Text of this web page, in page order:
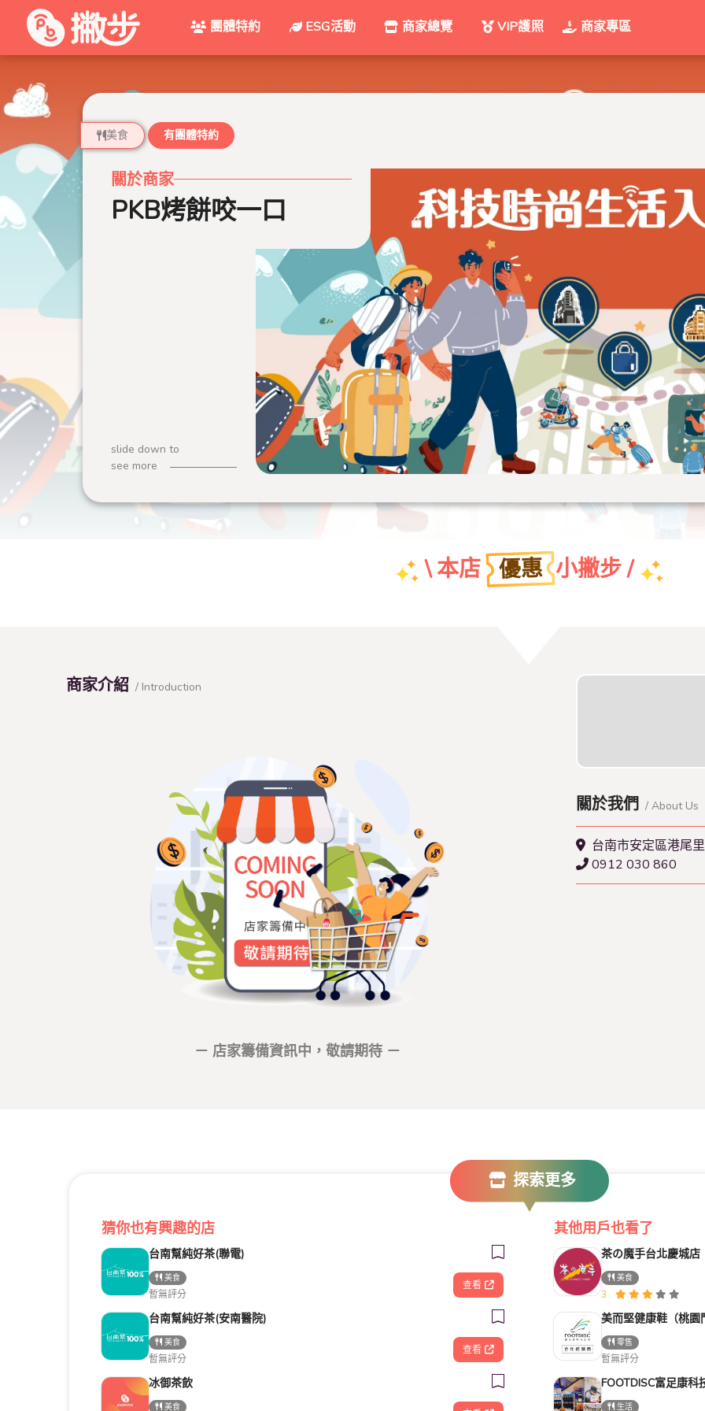
團體特約 ESG活動 商家總覽 VIP護照 商家專區
美食 有團體特約
關於商家
PKB烤餅咬一口
slide down to
see more
\ 本店 優惠 小撇步 /
查看本店特約名單
商家介紹 / Introduction
－ 店家籌備資訊中，敬請期待 －
關於我們 / About Us
台南市安定區港尾
0912 030 860
探索更多
猜你也有興趣的店
台南幫純好茶(聯電)
美食
暫無評分
查看
台南幫純好茶(安南醫院)
美食
暫無評分
查看
冰御茶飲
美食
其他用戶也看了
茶の魔手台北慶城店
美食
3
美而堅健康鞋（桃園
零售
暫無評分
生活